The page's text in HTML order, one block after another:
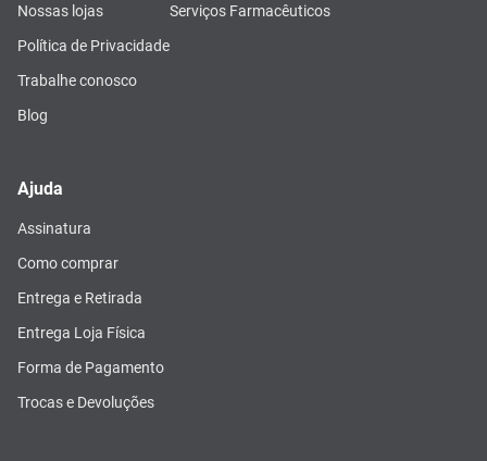
Nossas lojas
Política de Privacidade
Trabalhe conosco
Blog
Serviços Farmacêuticos
Ajuda
Assinatura
Como comprar
Entrega e Retirada
Entrega Loja Física
Forma de Pagamento
Trocas e Devoluções